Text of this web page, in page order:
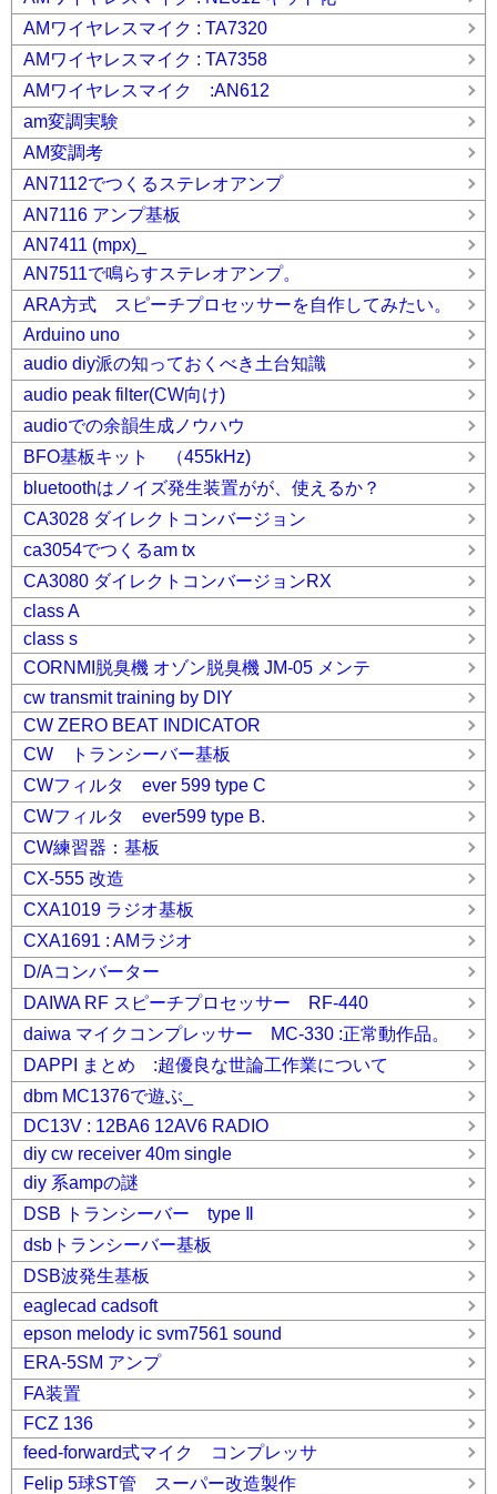
AMワイヤレスマイク : TA7320
AMワイヤレスマイク : TA7358
AMワイヤレスマイク :AN612
am変調実験
AM変調考
AN7112でつくるステレオアンプ
AN7116 アンプ基板
AN7411 (mpx)_
AN7511で鳴らすステレオアンプ。
ARA方式 スピーチプロセッサーを自作してみたい。
Arduino uno
audio diy派の知っておくべき土台知識
audio peak filter(CW向け)
audioでの余韻生成ノウハウ
BFO基板キット （455kHz)
bluetoothはノイズ発生装置がが、使えるか？
CA3028 ダイレクトコンバージョン
ca3054でつくるam tx
CA3080 ダイレクトコンバージョンRX
class A
class s
CORNMI脱臭機 オゾン脱臭機 JM-05 メンテ
cw transmit training by DIY
CW ZERO BEAT INDICATOR
CW トランシーバー基板
CWフィルタ ever 599 type C
CWフィルタ ever599 type B.
CW練習器：基板
CX-555 改造
CXA1019 ラジオ基板
CXA1691 : AMラジオ
D/Aコンバーター
DAIWA RF スピーチプロセッサー RF-440
daiwa マイクコンプレッサー MC-330 :正常動作品。
DAPPI まとめ :超優良な世論工作業について
dbm MC1376で遊ぶ_
DC13V : 12BA6 12AV6 RADIO
diy cw receiver 40m single
diy 系ampの謎
DSB トランシーバー type Ⅱ
dsbトランシーバー基板
DSB波発生基板
eaglecad cadsoft
epson melody ic svm7561 sound
ERA-5SM アンプ
FA装置
FCZ 136
feed-forward式マイク コンプレッサ
Felip 5球ST管 スーパー改造製作